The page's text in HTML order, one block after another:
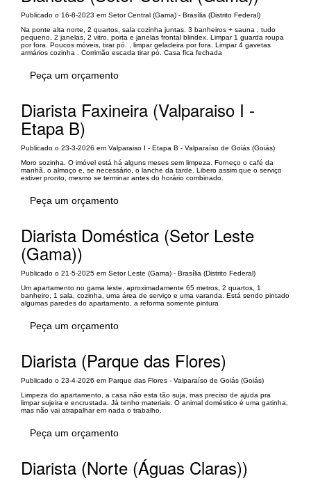
Publicado o 16-8-2023 em Setor Central (Gama) - Brasília (Distrito Federal)
Na ponte alta norte, 2 quartos, sala cozinha juntas. 3 banheiros + sauna , tudo
pequeno, 2 janelas, 2 vitro, porta e janelas frontal blindex. Limpar 1 guarda roupa
por fora. Poucos móveis, tirar pó. , limpar geladeira por fora. Limpar 4 gavetas
armários cozinha . Corrimão escada tirar pó. Casa fica fechada
Peça um orçamento
Diarista Faxineira (Valparaiso I -
Etapa B)
Publicado o 23-3-2026 em Valparaiso I - Etapa B - Valparaíso de Goiás (Goiás)
Moro sozinha. O imóvel está há alguns meses sem limpeza. Forneço o café da
manhã, o almoço e, se necessário, o lanche da tarde. Libero assim que o serviço
estiver pronto, mesmo se terminar antes do horário combinado.
Peça um orçamento
Diarista Doméstica (Setor Leste
(Gama))
Publicado o 21-5-2025 em Setor Leste (Gama) - Brasília (Distrito Federal)
Um apartamento no gama leste, aproximadamente 65 metros, 2 quartos, 1
banheiro, 1 sala, cozinha, uma área de serviço e uma varanda. Está sendo pintado
algumas paredes do apartamento, a reforma somente pintura
Peça um orçamento
Diarista (Parque das Flores)
Publicado o 23-4-2026 em Parque das Flores - Valparaíso de Goiás (Goiás)
Limpeza do apartamento, a casa não esta tão suja, mas preciso de ajuda pra
limpar sujeira e encrustada. Já tenho materiais. O animal doméstico é uma gatinha,
mas não vai atrapalhar em nada o trabalho.
Peça um orçamento
Diarista (Norte (Águas Claras))